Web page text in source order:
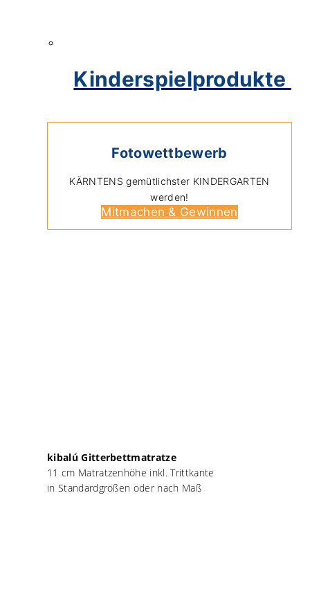
Kinderspielprodukte
Fotowettbewerb
KÄRNTENS gemütlichster KINDERGARTEN
werden!
Mitmachen & Gewinnen
kibalú Gitterbettmatratze
11 cm Matratzenhöhe inkl. Trittkante
in Standardgrößen oder nach Maß